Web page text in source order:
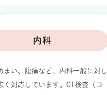
内科
まい、腹痛など、内科一般に対し
く対応しています。CT検査（コ